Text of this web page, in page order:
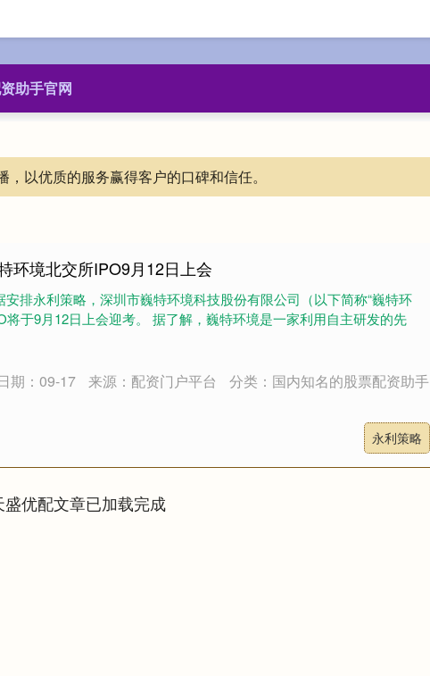
助手官网
以优质的服务赢得客户的口碑和信任。
环境北交所IPO9月12日上会
安排永利策略，深圳市巍特环境科技股份有限公司（以下简称“巍特环
将于9月12日上会迎考。 据了解，巍特环境是一家利用自主研发的先
期：09-17 来源：配资门户平台
分类：国内知名的股票配资助手
永利策略
盛优配文章已加载完成